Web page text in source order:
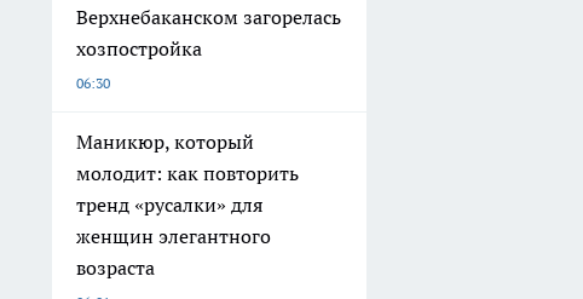
Верхнебаканском загорелась
хозпостройка
06:30
Маникюр, который
молодит: как повторить
тренд «русалки» для
женщин элегантного
возраста